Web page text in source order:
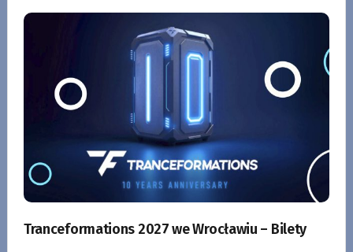
Tranceformations 2027 we Wrocławiu – Bilety